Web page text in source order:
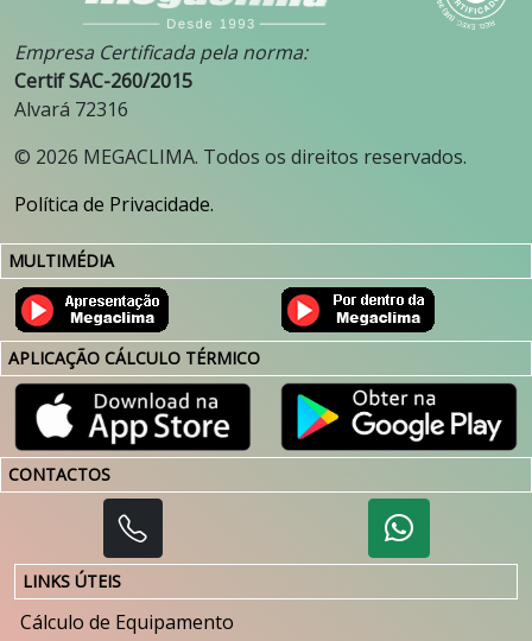
Empresa Certificada pela norma:
Certif SAC-260/2015
Alvará 72316
© 2026 MEGACLIMA. Todos os direitos reservados.
Política de Privacidade.
MULTIMÉDIA
APLICAÇÃO CÁLCULO TÉRMICO
CONTACTOS
LINKS ÚTEIS
Cálculo de Equipamento